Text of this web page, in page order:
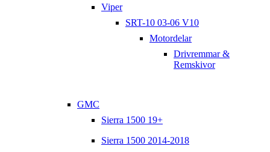
Viper
SRT-10 03-06 V10
Motordelar
Drivremmar &
Remskivor
GMC
Sierra 1500 19+
Sierra 1500 2014-2018